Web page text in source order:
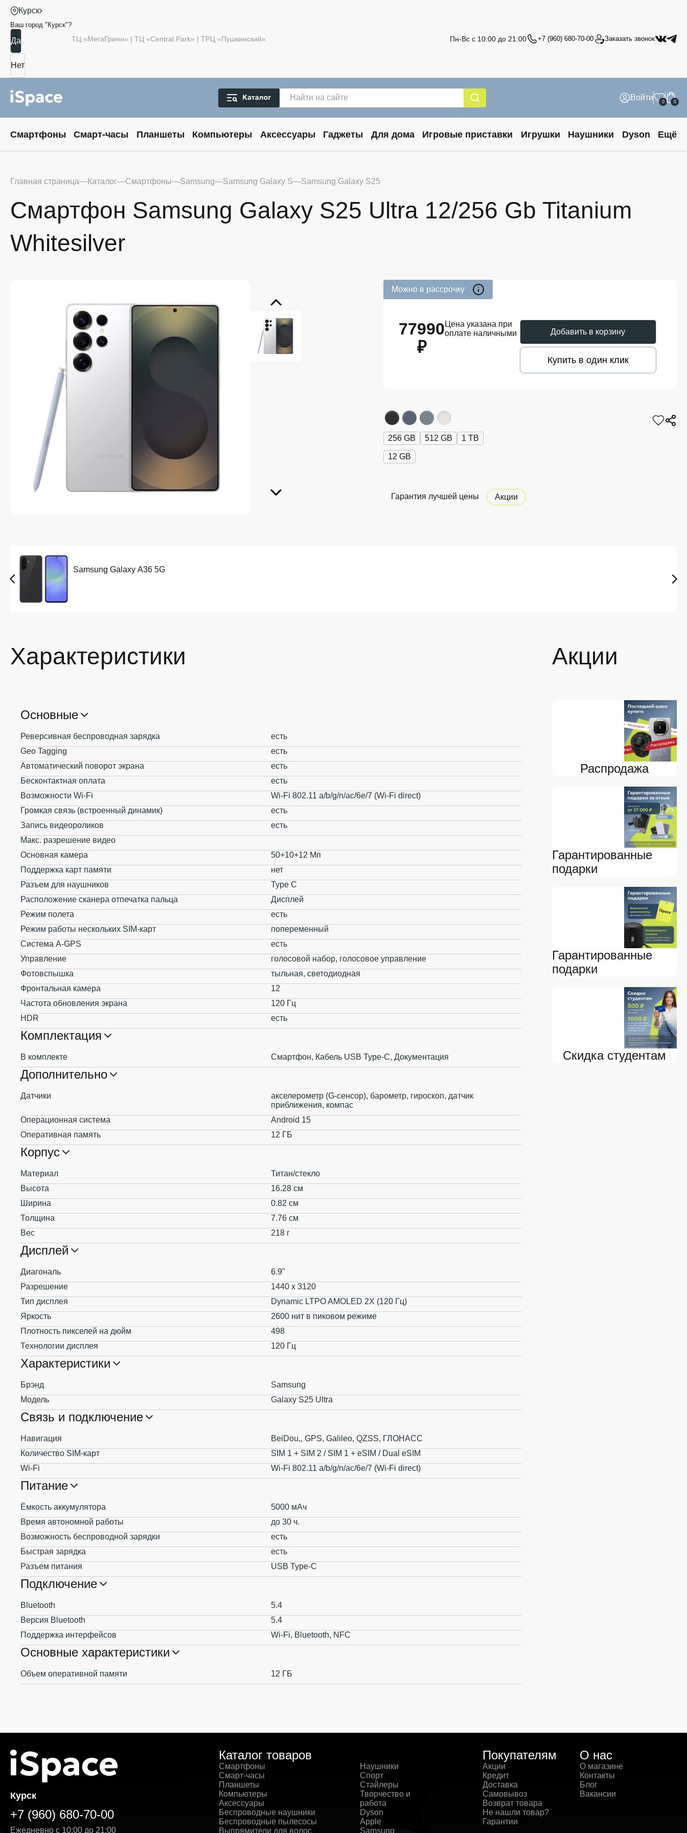
Курск
Ваш город " Курск"?
ТЦ «МегаГринн» | ТЦ «Central Park» | ТРЦ «Пушкинский» Пн-Вс с 10:00 до 21:00 +7 (960) 680-70-00 Заказать звонок
Войти 0 0
Смартфоны Смарт-часы Планшеты Компьютеры Аксессуары Гаджеты Для дома Игровые приставки Игрушки Наушники Dyson Ещё
Главная страница Каталог Смартфоны Samsung Samsung Galaxy S Samsung Galaxy S25
Смартфон Samsung Galaxy S25 Ultra 12/256 Gb Titanium
Whitesilver
Можно в рассрочку
77990
₽
Цена указана при
оплате наличными
Добавить в корзину
Купить в один клик
256 GB 512 GB 1 TB
12 GB
Гарантия лучшей цены Акции
Samsung Galaxy A36 5G
Акции
Распродажа
Гарантированные
подарки
Гарантированные
подарки
Скидка студентам
Характеристики
Основные
Реверсивная беспроводная зарядка
есть
Geo Tagging
есть
Автоматический поворот экрана
есть
Бесконтактная оплата
есть
Возможности Wi-Fi
Wi-Fi 802.11 a/b/g/n/ac/6e/7 (Wi-Fi direct)
Громкая связь (встроенный динамик)
есть
Запись видеороликов
есть
Макс. разрешение видео
Основная камера
50+10+12 Мп
Поддержка карт памяти
нет
Разъем для наушников
Type C
Расположение сканера отпечатка пальца
Дисплей
Режим полета
есть
Режим работы нескольких SIM-карт
попеременный
Система A-GPS
есть
Управление
голосовой набор, голосовое управление
Фотовспышка
тыльная, светодиодная
Фронтальная камера
12
Частота обновления экрана
120 Гц
HDR
есть
Комплектация
В комплекте Смартфон, Кабель USB Type-C, Документация
Дополнительно
Датчики
акселерометр (G-сенсор), барометр, гироскоп, датчик
приближения, компас
Операционная система
Android 15
Оперативная память
12 ГБ
Корпус
Материал
Титан/стекло
Высота
16.28 см
Ширина
0.82 см
Толщина
7.76 см
Вес
218 г
Дисплей
Диагональ
6.9"
Разрешение
1440 x 3120
Тип дисплея
Dynamic LTPO AMOLED 2X (120 Гц)
Яркость
2600 нит в пиковом режиме
Плотность пикселей на дюйм
498
Технологии дисплея
120 Гц
Характеристики
Брэнд
Samsung
Модель
Galaxy S25 Ultra
Связь и подключение
Навигация
BeiDou,, GPS, Galileo, QZSS, ГЛОНАСС
Количество SIM-карт
SIM 1 + SIM 2 / SIM 1 + eSIM / Dual eSIM
Wi-Fi
Wi-Fi 802.11 a/b/g/n/ac/6e/7 (Wi-Fi direct)
Питание
Ёмкость аккумулятора
5000 мАч
Время автономной работы
до 30 ч.
Возможность беспроводной зарядки
есть
Быстрая зарядка
есть
Разъем питания
USB Type-C
Подключение
Bluetooth
5.4
Версия Bluetooth
5.4
Поддержка интерфейсов
Wi-Fi, Bluetooth, NFC
Основные характеристики
Объем оперативной памяти 12 ГБ
Курск
+7 (960) 680-70-00
Ежедневно с 10:00 до 21:00
Каталог товаров
Смартфоны
Смарт-часы
Планшеты
Компьютеры
Аксессуары
Беспроводные наушники
Беспроводные пылесосы
Выпрямители для волос
Наушники
Спорт
Стайлеры
Творчество и
работа
Dyson
Apple
Samsung
Покупателям
Акции
Кредит
Доставка
Самовывоз
Возврат товара
Не нашли товар?
Гарантии
О нас
О магазине
Контакты
Блог
Вакансии